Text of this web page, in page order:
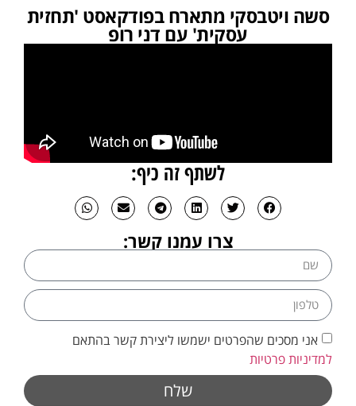
סשה ויטבסקי מתארח בפודקאסט 'תחזית
עסקית' עם דני רופ
לשתף זה כיף:
צרו עמנו קשר:
אני מסכים שהפרטים ישמשו ליצירת קשר בהתאם
למדיניות פרטיות
שלח